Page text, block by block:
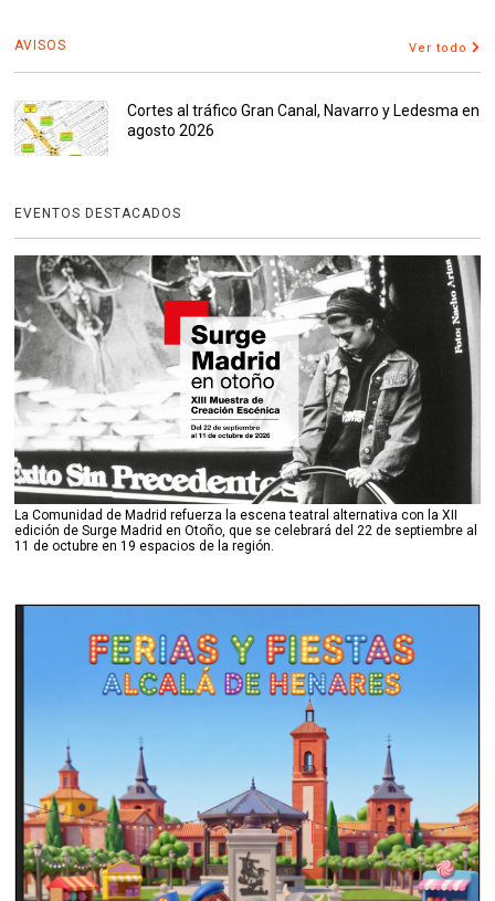
AVISOS Ver todo
Cortes al tráfico Gran Canal, Navarro y Ledesma en
agosto 2026
EVENTOS DESTACADOS
La Comunidad de Madrid refuerza la escena teatral alternativa con la XII
edición de Surge Madrid en Otoño, que se celebrará del 22 de septiembre al
11 de octubre en 19 espacios de la región.